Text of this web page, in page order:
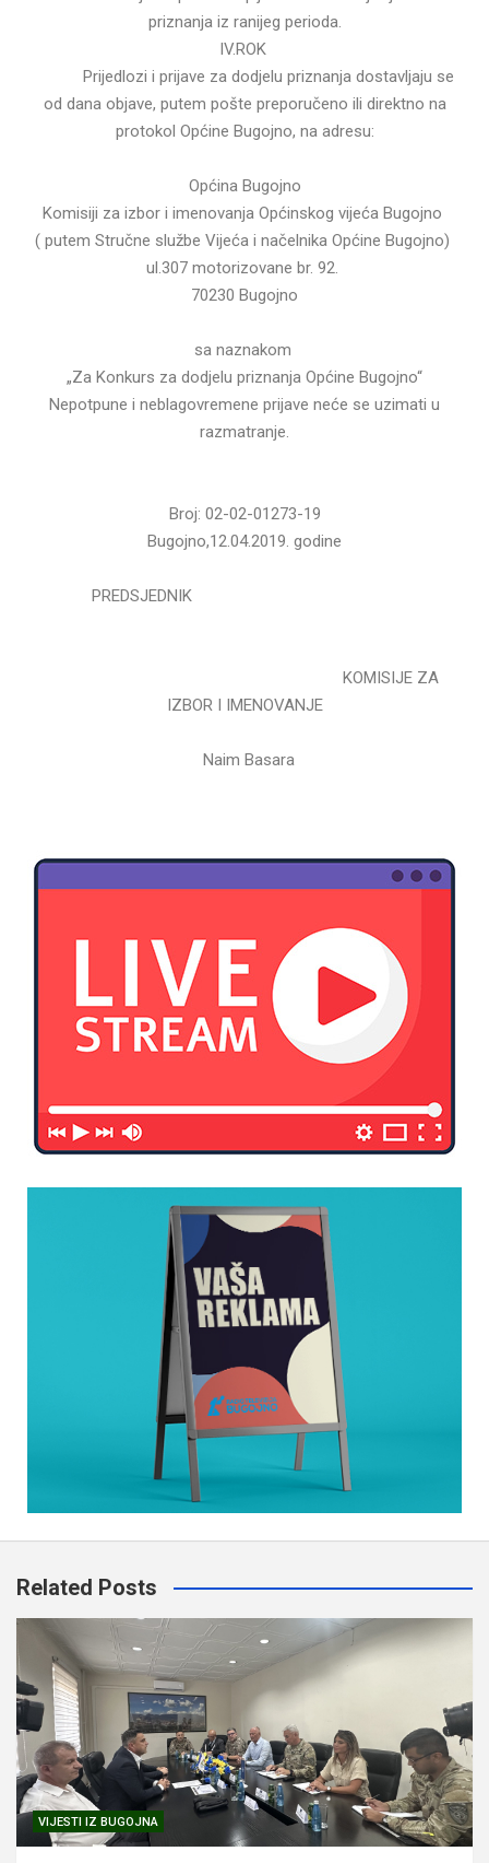
priznanja iz ranijeg perioda.
IV.ROK
Prijedlozi i prijave za dodjelu priznanja dostavljaju se
od dana objave, putem pošte preporučeno ili direktno na
protokol Općine Bugojno, na adresu:
Općina Bugojno
Komisiji za izbor i imenovanja Općinskog vijeća Bugojno
( putem Stručne službe Vijeća i načelnika Općine Bugojno)
ul.307 motorizovane br. 92.
70230 Bugojno
sa naznakom
„Za Konkurs za dodjelu priznanja Općine Bugojno“
Nepotpune i neblagovremene prijave neće se uzimati u
razmatranje.
Broj: 02-02-01273-19
Bugojno,12.04.2019. godine
PREDSJEDNIK
KOMISIJE ZA
IZBOR I IMENOVANJE
Naim Basara
Related Posts
VIJESTI IZ BUGOJNA